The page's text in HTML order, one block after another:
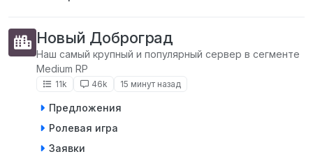
Новый Доброград
Наш самый крупный и популярный сервер в сегменте
Medium RP
11k 46k 15 минут назад
Предложения
Ролевая игра
Заявки